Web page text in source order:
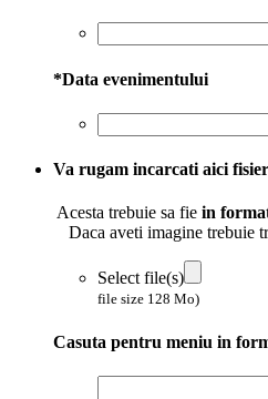
*Data evenimentului
Va rugam incarcati aici
Acesta trebuie sa fie in
Daca aveti imagine trebuie
Select file(s)
file size 128 Mo)
Casuta pentru meniu in